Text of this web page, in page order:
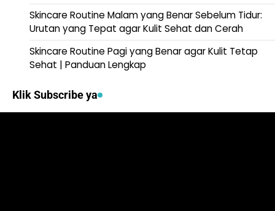
Skincare Routine Malam yang Benar Sebelum Tidur:
Urutan yang Tepat agar Kulit Sehat dan Cerah
Skincare Routine Pagi yang Benar agar Kulit Tetap
Sehat | Panduan Lengkap
Klik Subscribe ya